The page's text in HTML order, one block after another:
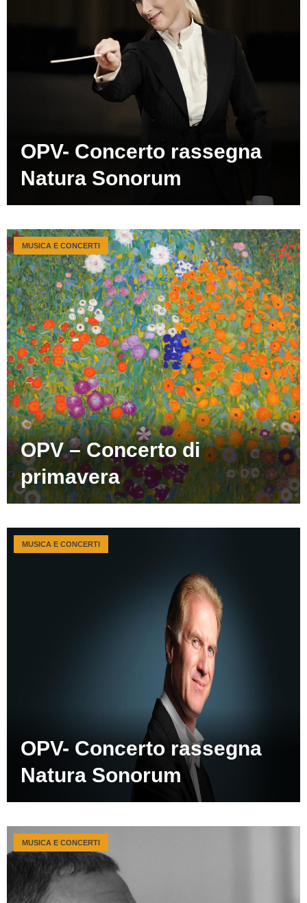
OPV- Concerto rassegna
Natura Sonorum
OPV – Concerto di
primavera
MUSICA E CONCERTI
OPV- Concerto rassegna
Natura Sonorum
MUSICA E CONCERTI
MUSICA E CONCERTI